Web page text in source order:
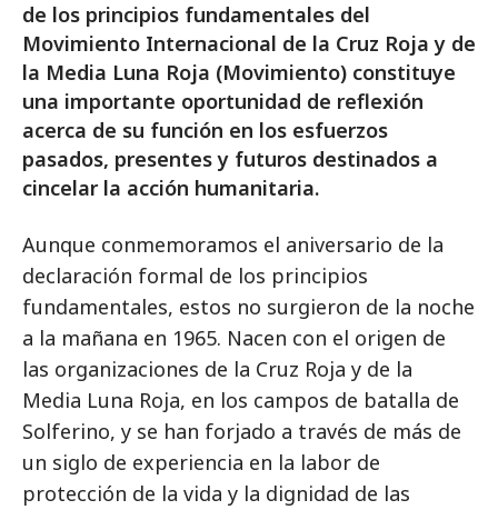
de los principios fundamentales del
Movimiento Internacional de la Cruz Roja y de
la Media Luna Roja (Movimiento) constituye
una importante oportunidad de reflexión
acerca de su función en los esfuerzos
pasados, presentes y futuros destinados a
cincelar la acción humanitaria.
Aunque conmemoramos el aniversario de la
declaración formal de los principios
fundamentales, estos no surgieron de la noche
a la mañana en 1965. Nacen con el origen de
las organizaciones de la Cruz Roja y de la
Media Luna Roja, en los campos de batalla de
Solferino, y se han forjado a través de más de
un siglo de experiencia en la labor de
protección de la vida y la dignidad de las